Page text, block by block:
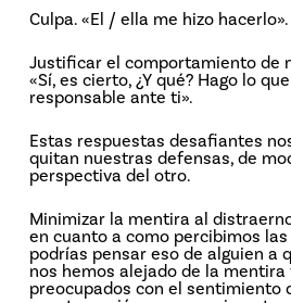
Culpa. «El / ella me hizo hacerlo».
Justificar el comportamiento de
«Sí, es cierto, ¿Y qué? Hago lo
responsable ante ti».
Estas respuestas desafiantes
quitan nuestras defensas, de
perspectiva del otro.
Minimizar la mentira al
en cuanto a como percibimos las
podrías pensar eso de alguien a
nos hemos alejado de la mentira
preocupados con el sentimiento